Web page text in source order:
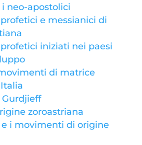
neo-apostolici
e messianici di
iniziati nei paesi
di matrice
Gurdjieff
zoroastriana
e i movimenti di origine